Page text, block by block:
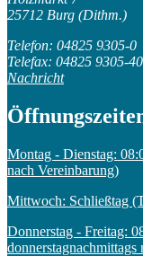
25712 Burg (Dithm.)
Telefon: 04825 9305-0
Telefax: 04825 9305-40
Nachricht
Montag - Dienstag:
nach Vereinbarung)
Mittwoch: Schließtag
Donnerstag - Freitag: